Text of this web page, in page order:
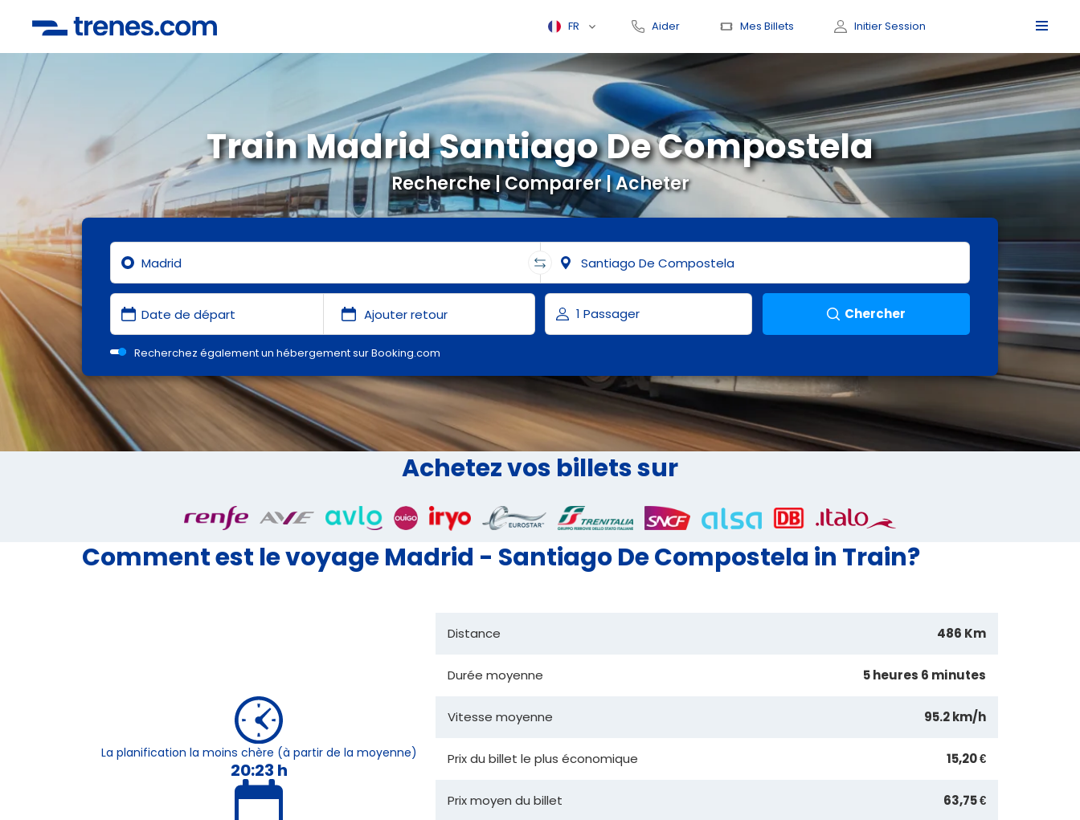
FR Aider Mes Billets Initier Session
Recherche | Comparer | Acheter
Train Madrid Santiago De Compostela
Chercher
Recherchez également un hébergement sur Booking.com
Achetez vos billets sur
Comment est le voyage Madrid - Santiago De Compostela in Train?
La planification la moins chère (à partir de la moyenne)
20:23 h
Distance 486 Km
Durée moyenne 5 heures 6 minutes
Vitesse moyenne 95.2 km/h
Prix du billet le plus économique 15,20 €
Prix moyen du billet 63,75 €